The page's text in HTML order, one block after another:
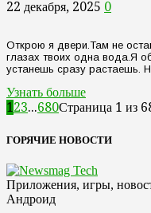
22 декабря, 2025 0
Открою я двери.Там не
глазах твоих одна вода.Я
устанешь сразу растаешь.
Узнать больше
123...680Страница 1 из
ГОРЯЧИЕ НОВОСТИ
Приложения, игры,
Андроид